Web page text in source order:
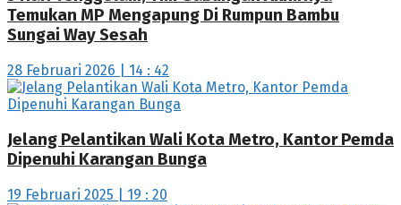
Temukan MP Mengapung Di Rumpun Bambu
Sungai Way Sesah
28 Februari 2026 | 14 : 42
Jelang Pelantikan Wali Kota Metro, Kantor Pemda
Dipenuhi Karangan Bunga
19 Februari 2025 | 19 : 20